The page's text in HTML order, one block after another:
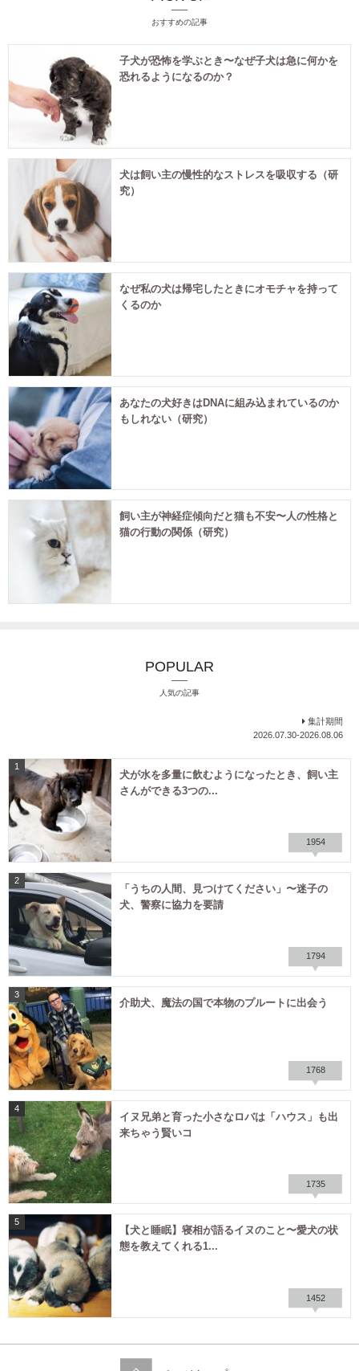
おすすめの記事
子犬が恐怖を学ぶとき〜なぜ子犬は急に何かを
恐れるようになるのか？
犬は飼い主の慢性的なストレスを吸収する（研
究）
なぜ私の犬は帰宅したときにオモチャを持って
くるのか
あなたの犬好きはDNAに組み込まれているのか
もしれない（研究）
飼い主が神経症傾向だと猫も不安〜人の性格と
猫の行動の関係（研究）
POPULAR
人気の記事
集計期間
2026.07.30-2026.08.06
1954
1
犬が水を多量に飲むようになったとき、飼い主
さんができる3つの...
1794
2
「うちの人間、見つけてください」〜迷子の
犬、警察に協力を要請
1768
3
介助犬、魔法の国で本物のプルートに出会う
1735
4
イヌ兄弟と育った小さなロバは「ハウス」も出
来ちゃう賢いコ
1452
5
【犬と睡眠】寝相が語るイヌのこと〜愛犬の状
態を教えてくれる1...